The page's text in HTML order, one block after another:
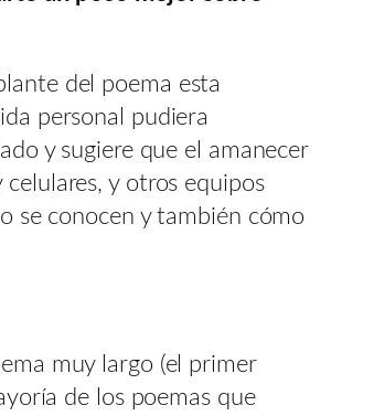
del poema esta
personal pudiera
y sugiere que el amanecer
y otros equipos
se conocen y también cómo
muy largo (el primer
de los poemas que